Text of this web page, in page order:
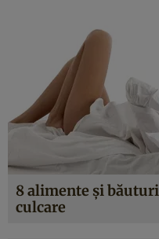
8 alimente şi
culcare